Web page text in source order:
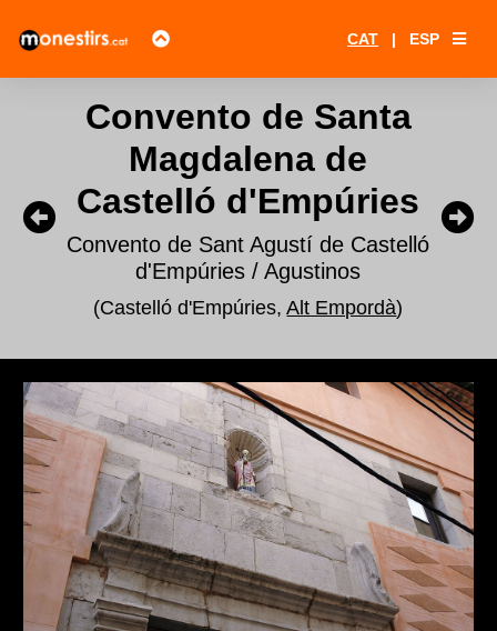
CAT | ESP
Convento de Santa
Magdalena de
Castelló d'Empúries
Convento de Sant Agustí de Castelló
d'Empúries / Agustinos
(Castelló d'Empúries,Alt Empordà)